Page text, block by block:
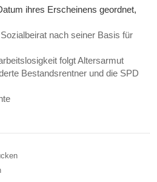
ihres Erscheinens geordnet,
nach seiner Basis für
folgt Altersarmut
Bestandsrentner und die SPD